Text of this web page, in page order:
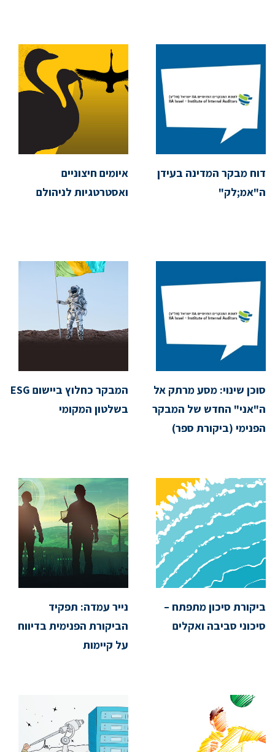
דוח מבקר המדינה בעידן
ה"אמ;לק"
איומים חיצוניים
ואסטרטגיות לניהולם
סוכן שינוי: מסע מרתק אל
ה"אני" החדש של המבקר
הפנימי (ביקורת ספר)
המבקר כחלוץ ביישום ESG
בשלטון המקומי
ביקורת סיכון מתפתח –
סיכוני סביבה ואקלים
נייר עמדה: תפקיד
הביקורת הפנימית בדיווח
על קיימות